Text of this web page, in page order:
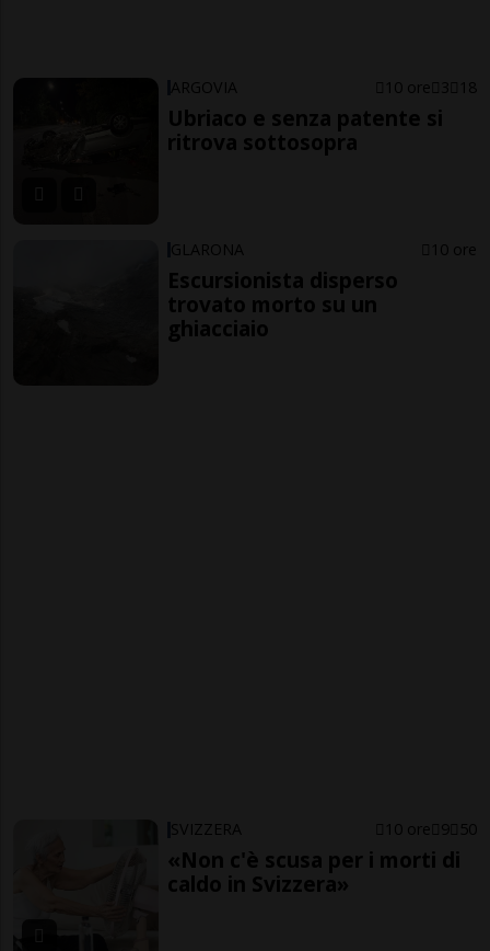
ARGOVIA 10 ore 3 18
Ubriaco e senza patente si
ritrova sottosopra
GLARONA 10 ore
Escursionista disperso
trovato morto su un
ghiacciaio
SVIZZERA 10 ore 9 50
«Non c'è scusa per i morti di
caldo in Svizzera»